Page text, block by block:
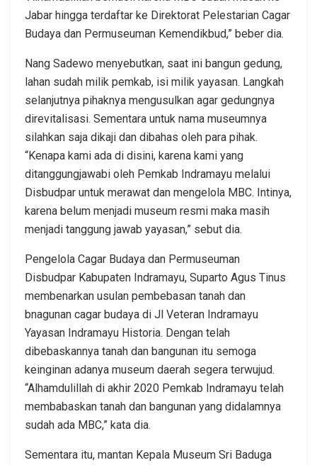
Jabar hingga terdaftar ke Direktorat Pelestarian Cagar
Budaya dan Permuseuman Kemendikbud,” beber dia.
Nang Sadewo menyebutkan, saat ini bangun gedung,
lahan sudah milik pemkab, isi milik yayasan. Langkah
selanjutnya pihaknya mengusulkan agar gedungnya
direvitalisasi. Sementara untuk nama museumnya
silahkan saja dikaji dan dibahas oleh para pihak.
“Kenapa kami ada di disini, karena kami yang
ditanggungjawabi oleh Pemkab Indramayu melalui
Disbudpar untuk merawat dan mengelola MBC. Intinya,
karena belum menjadi museum resmi maka masih
menjadi tanggung jawab yayasan,” sebut dia.
Pengelola Cagar Budaya dan Permuseuman
Disbudpar Kabupaten Indramayu, Suparto Agus Tinus
membenarkan usulan pembebasan tanah dan
bnagunan cagar budaya di Jl Veteran Indramayu
Yayasan Indramayu Historia. Dengan telah
dibebaskannya tanah dan bangunan itu semoga
keinginan adanya museum daerah segera terwujud.
“Alhamdulillah di akhir 2020 Pemkab Indramayu telah
membabaskan tanah dan bangunan yang didalamnya
sudah ada MBC,” kata dia.
Sementara itu, mantan Kepala Museum Sri Baduga